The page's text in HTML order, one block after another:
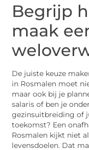
Begrijp
maak
De juiste keuze
in Rosmalen moet
maar ook bij je
salaris of ben je
gezinsuitbreiding of
toekomst? Een
Rosmalen kijkt niet
levensdoelen. Dat